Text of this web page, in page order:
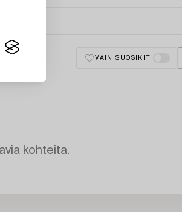
VAIN SUOSIKIT
kohteita.